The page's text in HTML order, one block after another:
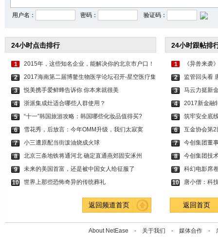
用户名： 密码： 验证码：
24小时点击排行
1
2015年，这些知名企业，能解决你的北京市户口！
2
2017海南第二届博鳌生物医学论坛召开-星空医疗集
3
悦美携手爱鲜蜂告诉你 你本来就很美
4
浙派集成灶适合哪些人群使用？
5
“十一”韩国旅游攻略：韩国哪些化妆品值得买?
6
雪花秀，后放言：今年OMM升级，我们太寂寞
7
小三遭原配当街泼油烧成火球
8
北京三条地铁将通河北 确定直通燕郊固安涿州
9
未来的美国首富，还是被中国女人给征服了
10
世界上那些恐怖奇异的传统葬礼
24小时跟帖排
1
《异兽来袭
2
监管回头看
3
马云力挺新
4
2017新金融
5
筑牢安全底
6
互金协会第
7
今创集团董
8
今创集团技
9
科幻电影席
10
唐小僧：科
返回频道首页 返回首页
About NetEase - 关于我们 - 媒体合作 -